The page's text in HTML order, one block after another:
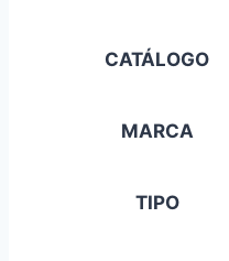
CATÁLOGO
MARCA
TIPO